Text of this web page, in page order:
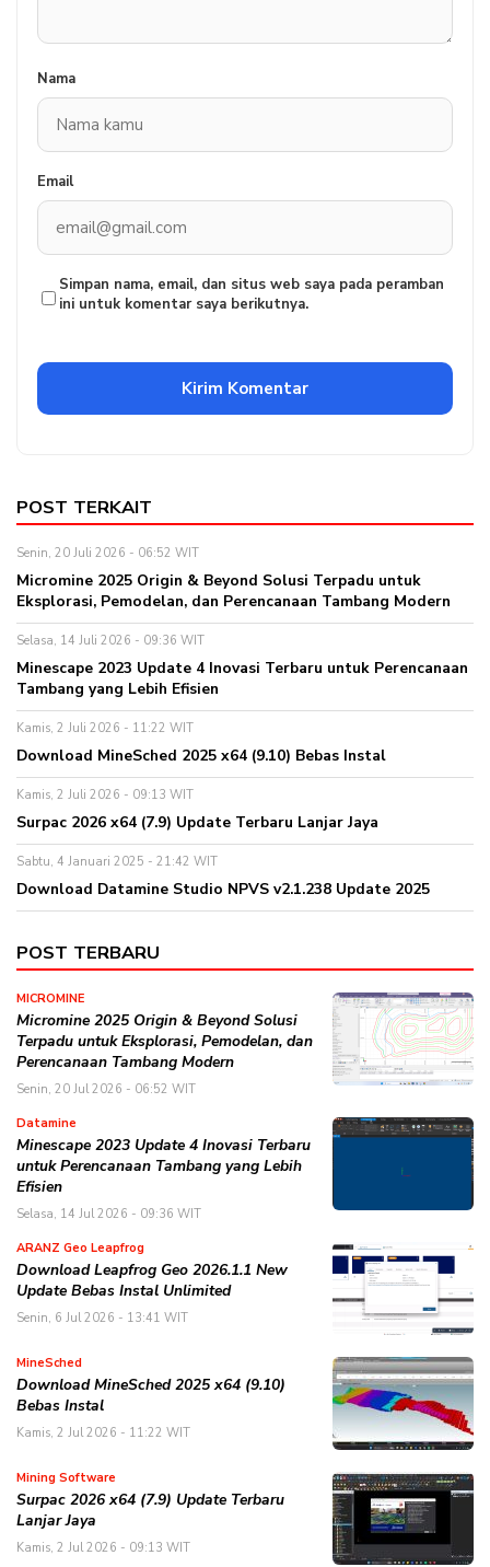
Nama
Email
Simpan nama, email, dan situs web saya pada peramban
ini untuk komentar saya berikutnya.
POST TERKAIT
Senin, 20 Juli 2026 - 06:52 WIT
Micromine 2025 Origin & Beyond Solusi Terpadu untuk
Eksplorasi, Pemodelan, dan Perencanaan Tambang Modern
Selasa, 14 Juli 2026 - 09:36 WIT
Minescape 2023 Update 4 Inovasi Terbaru untuk Perencanaan
Tambang yang Lebih Efisien
Kamis, 2 Juli 2026 - 11:22 WIT
Download MineSched 2025 x64 (9.10) Bebas Instal
Kamis, 2 Juli 2026 - 09:13 WIT
Surpac 2026 x64 (7.9) Update Terbaru Lanjar Jaya
Sabtu, 4 Januari 2025 - 21:42 WIT
Download Datamine Studio NPVS v2.1.238 Update 2025
POST TERBARU
MICROMINE
Micromine 2025 Origin & Beyond Solusi
Terpadu untuk Eksplorasi, Pemodelan, dan
Perencanaan Tambang Modern
Senin, 20 Jul 2026 - 06:52 WIT
Datamine
Minescape 2023 Update 4 Inovasi Terbaru
untuk Perencanaan Tambang yang Lebih
Efisien
Selasa, 14 Jul 2026 - 09:36 WIT
ARANZ Geo Leapfrog
Download Leapfrog Geo 2026.1.1 New
Update Bebas Instal Unlimited
Senin, 6 Jul 2026 - 13:41 WIT
MineSched
Download MineSched 2025 x64 (9.10)
Bebas Instal
Kamis, 2 Jul 2026 - 11:22 WIT
Mining Software
Surpac 2026 x64 (7.9) Update Terbaru
Lanjar Jaya
Kamis, 2 Jul 2026 - 09:13 WIT